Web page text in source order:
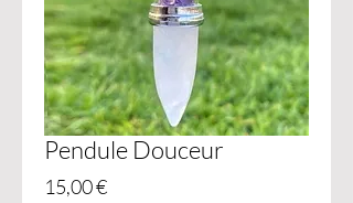
Pendule Douceur
15,00 €Prix